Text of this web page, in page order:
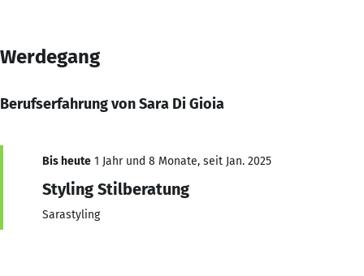
Werdegang
Berufserfahrung von Sara Di Gioia
Bis heute 1 Jahr und 8 Monate, seit Jan. 2025
Styling Stilberatung
Sarastyling